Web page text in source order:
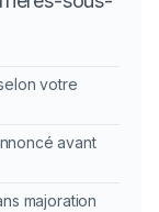
votre
avant
majoration